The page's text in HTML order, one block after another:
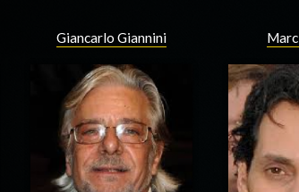
Giancarlo Giannini